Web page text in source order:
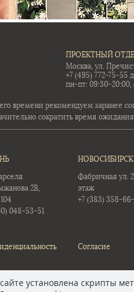
ПРОЕКТНЫЙ
Москва, ул.
+7 (495) 772-75-55
пн-пт: 09:30-20:00,
времени рекомендуем заранее
сократить время
2В,
048-53-51
НОВОСИБИРСК
Фабричная ул.
этаж
+7 (383) 358-
Согласие
установлена скрипты